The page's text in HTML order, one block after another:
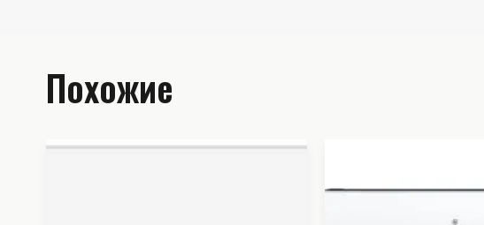
Похожие